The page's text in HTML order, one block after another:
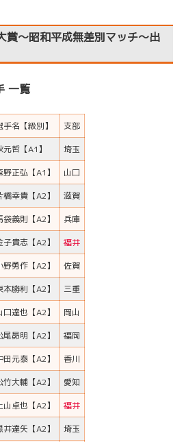
賞～昭和平成無差別マッチ～出
一覧
手名【級別】
支部
元哲【A1】
埼玉
野正弘【A1】
山口
橋幸貴【A2】
滋賀
袋義則【A2】
兵庫
子貴志【A2】
福井
野勇作【A2】
佐賀
本勝利【A2】
三重
口達也【A2】
岡山
尾昴明【A2】
福岡
田元泰【A2】
香川
竹大輔【A2】
愛知
山卓也【A2】
福井
井達矢【A2】
埼玉